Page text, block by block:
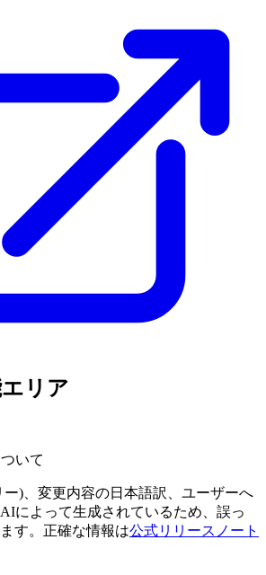
リア
いて
)、変更内容の日本語訳、ユーザーへ
によって生成されているため、誤っ
す。正確な情報は公式リリースノート